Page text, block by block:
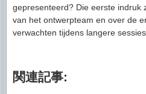
gepresenteerd? Die eerste indruk
van het ontwerpteam en over de
verwachten tijdens langere sessies.
関連記事: